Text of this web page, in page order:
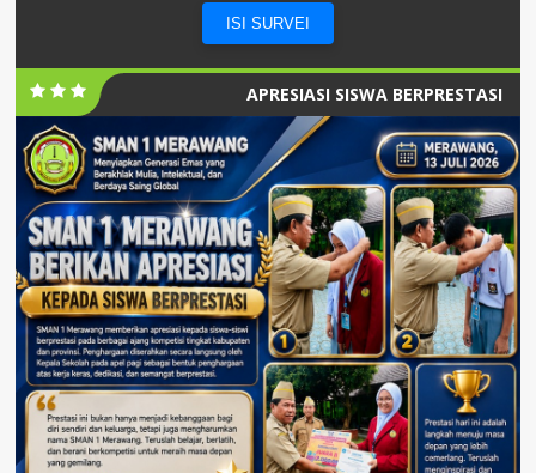
ISI SURVEI
APRESIASI SISWA BERPRESTASI